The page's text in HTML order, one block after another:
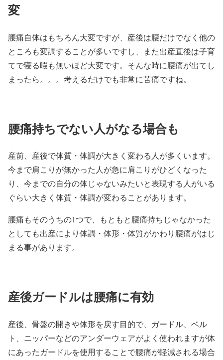
変
腰痛自体はもちろん大変ですが、産後は腰だけでなく他の
ところも変調することが多いですし、また出産直後は子育
てで寝る暇も無いほど大変です。そんな時に腰痛が出てし
まったら。。。考えるだけでも非常に苦痛ですね。
腰痛持ちでない人がなる場合も
産前、産後で体質・体調が大きく変わる人が多くいます。
今まで肩こりが無かった人が急に肩こりがひどくなった
り、今までの自分の体じゃないみたいと表現する人がいる
ぐらい大きく体質・体調が変わることがあります。
腰痛もそのうちの1つで、もともと腰痛持ちじゃなかった
としても出産により体調・体形・体質がかわり腰痛がはじ
まる事があります。
産後ガードルは腰痛に有効
産後、骨盤の開きや体形を戻す目的で、ガードル、ベル
ト、ニッパーなどのアンダーウェアがよく使われますが体
にあったガードルを使用することで腰痛が軽減される場合